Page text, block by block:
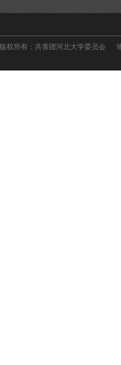
版权所有：共青团河北大学委员会